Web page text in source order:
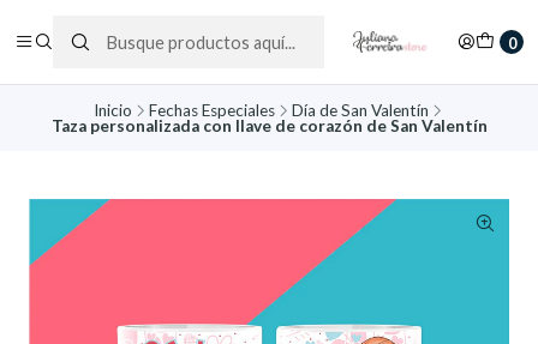
0
Inicio Fechas Especiales
Día de San Valentín
Taza personalizada con llave de corazón de San Valentín